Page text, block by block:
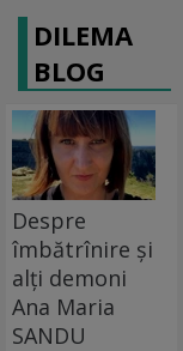
DILEMA
BLOG
Despre
îmbătrînire și
alți demoni
Ana Maria
SANDU